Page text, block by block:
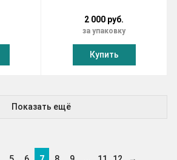
2 000 руб.
за упаковку
Купить
Показать ещё